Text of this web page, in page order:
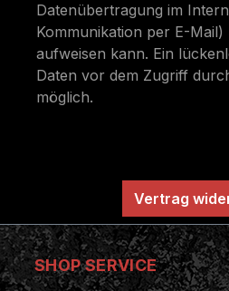
Datenübertragung im
Kommunikation per E-
aufweisen kann. Ein
Daten vor dem Zugriff
möglich.
Vertrag
SHOP SERVICE